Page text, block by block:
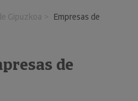
Gipuzkoa
Empresas de
de